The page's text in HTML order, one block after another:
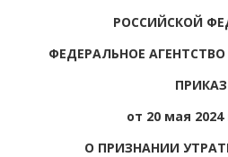
РОССИЙСКОЙ
ФЕДЕРАЛЬНОЕ
ПРИКАЗ
от 20 мая 2024
О ПРИЗНАНИИ